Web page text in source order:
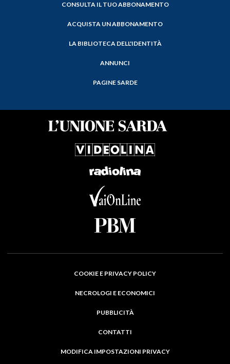
CONSULTA IL TUO ABBONAMENTO
ACQUISTA UN ABBONAMENTO
LA BIBLIOTECA DELL'IDENTITÀ
ANNUNCI
PAGINE SARDE
COOKIE E PRIVACY POLICY
NECROLOGI E ECONOMICI
PUBBLICITÀ
CONTATTI
MODIFICA IMPOSTAZIONI PRIVACY